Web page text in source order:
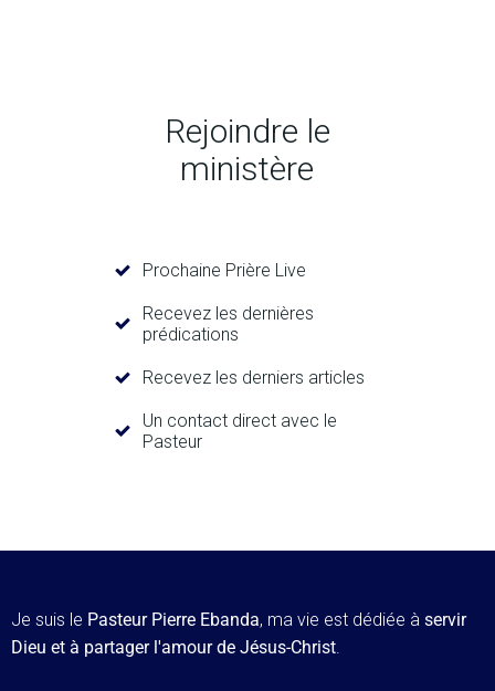
Rejoindre le
ministère
Prochaine Prière Live
Recevez les dernières
prédications
Recevez les derniers articles
Un contact direct avec le
Pasteur
Je suis le Pasteur Pierre Ebanda, ma vie est dédiée à servir
Dieu et à partager l'amour de Jésus-Christ.